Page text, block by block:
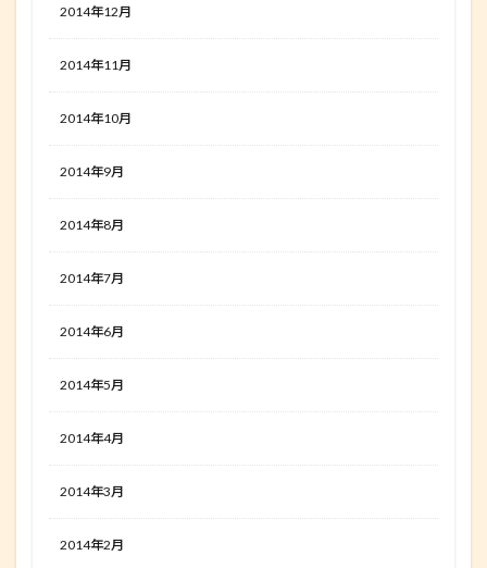
2014年12月
2014年11月
2014年10月
2014年9月
2014年8月
2014年7月
2014年6月
2014年5月
2014年4月
2014年3月
2014年2月